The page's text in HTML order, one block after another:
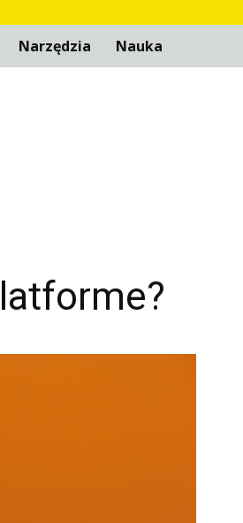
Narzędzia Nauka